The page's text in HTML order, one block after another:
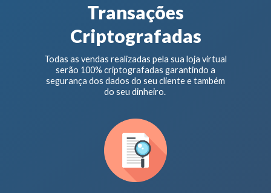
Transações
Criptografadas
Todas as vendas realizadas pela sua loja virtual
serão 100% criptografadas garantindo a
segurança dos dados do seu cliente e também
do seu dinheiro.